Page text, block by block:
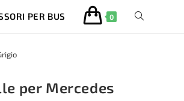
PER BUS 0 ATTIVA/
per Mercedes